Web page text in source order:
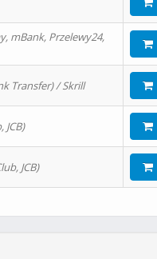
mBank, Przelewy24,
Transfer) / Skrill
JCB)